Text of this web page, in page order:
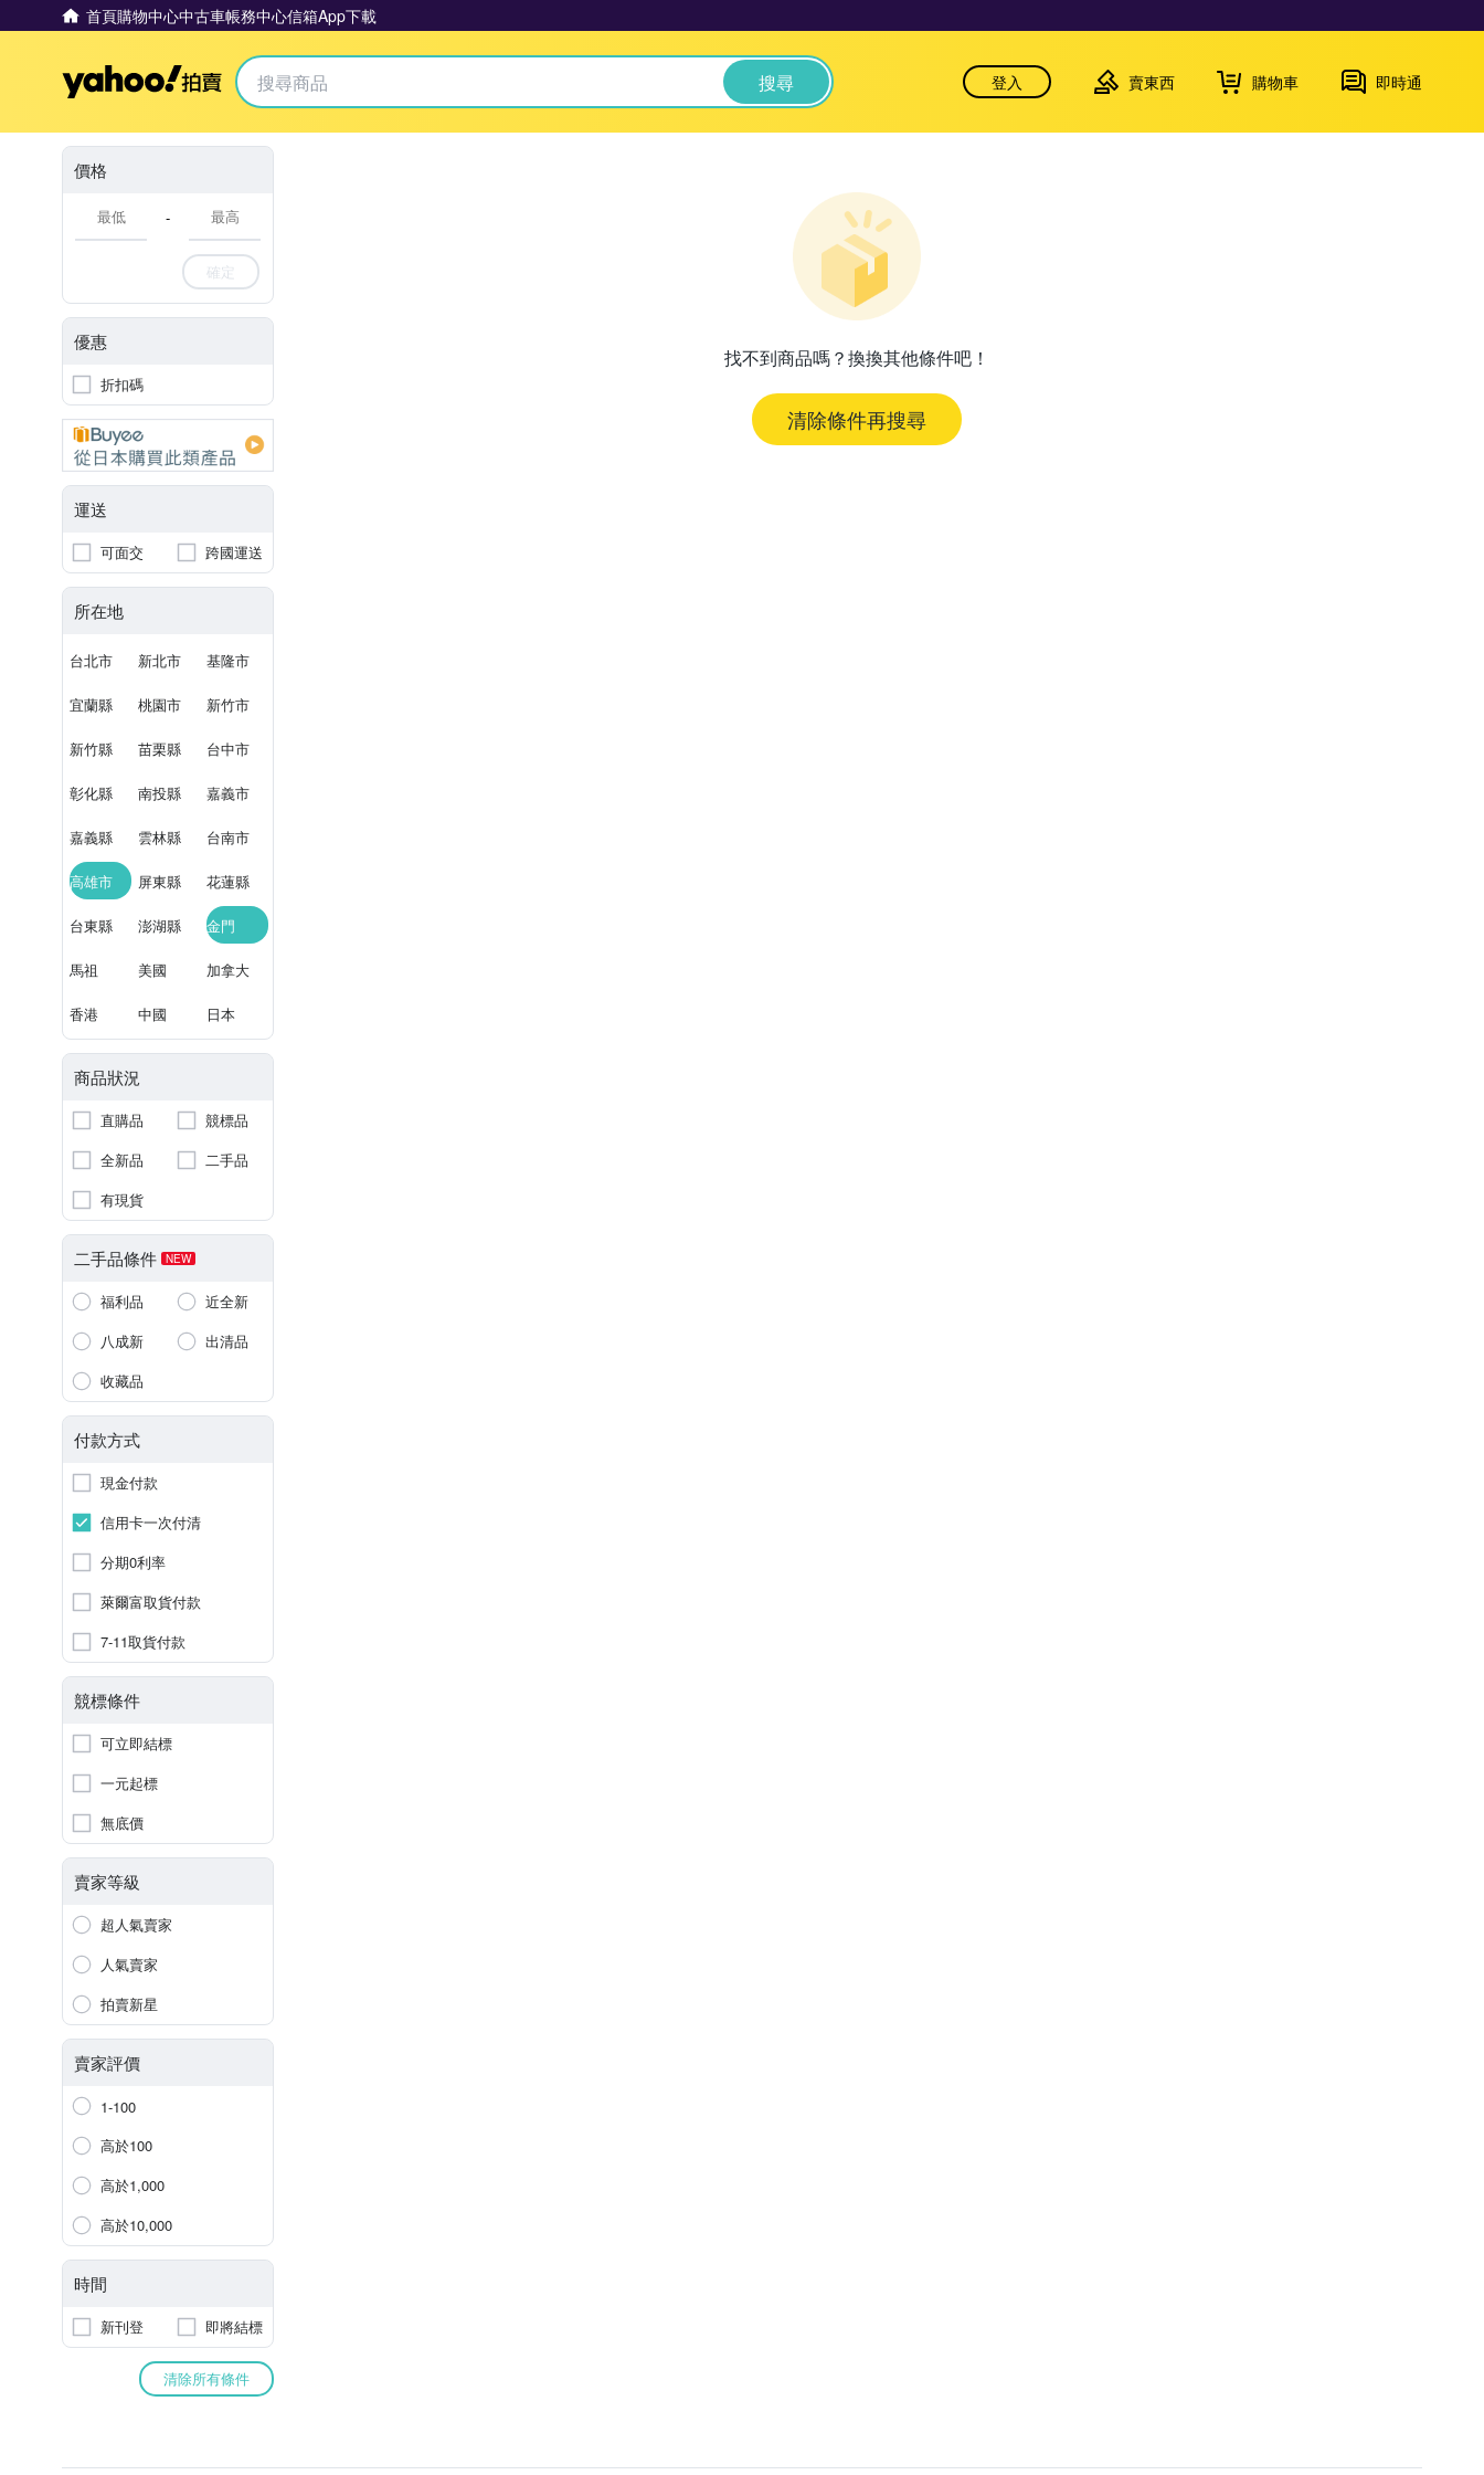
首頁購物中心中古車帳務中心信箱App下載
Yahoo拍賣 搜尋 登入 賣東西 購物車 即時通
價格
-
確定
優惠
折扣碼
運送
可面交 跨國運送
所在地
台北市 新北市 基隆市
宜蘭縣 桃園市 新竹市
新竹縣 苗栗縣 台中市
彰化縣 南投縣 嘉義市
嘉義縣 雲林縣 台南市
高雄市 屏東縣 花蓮縣
台東縣 澎湖縣 金門
馬祖 美國 加拿大
香港 中國 日本
商品狀況
直購品
競標品
全新品
二手品
有現貨
二手品條件 NEW
福利品
近全新
八成新
出清品
收藏品
付款方式
現金付款
信用卡一次付清
分期0利率
萊爾富取貨付款
7-11取貨付款
競標條件
可立即結標
一元起標
無底價
賣家等級
超人氣賣家
人氣賣家
拍賣新星
賣家評價
1-100
高於100
高於1,000
高於10,000
時間
新刊登 即將結標
清除所有條件
找不到商品嗎？換換其他條件吧！
清除條件再搜尋